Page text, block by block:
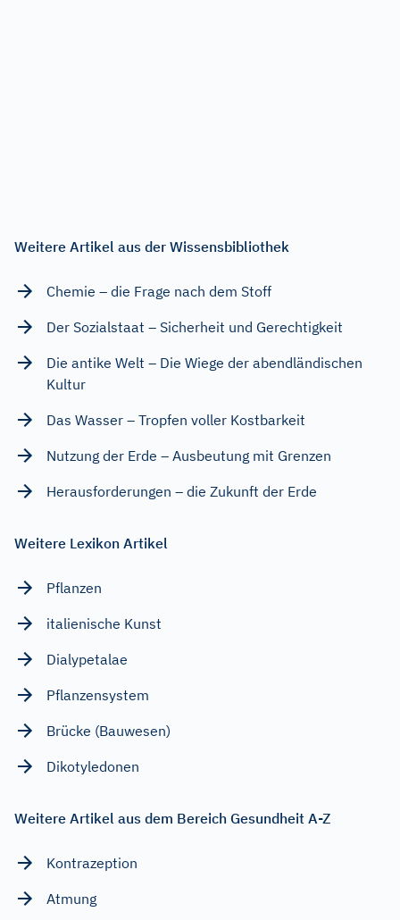
Weitere Artikel aus der Wissensbibliothek
Chemie – die Frage nach dem Stoff
Der Sozialstaat – Sicherheit und Gerechtigkeit
Die antike Welt – Die Wiege der abendländischen
Kultur
Das Wasser – Tropfen voller Kostbarkeit
Nutzung der Erde – Ausbeutung mit Grenzen
Herausforderungen – die Zukunft der Erde
Weitere Lexikon Artikel
Pflanzen
italienische Kunst
Dialypetalae
Pflanzensystem
Brücke (Bauwesen)
Dikotyledonen
Weitere Artikel aus dem Bereich Gesundheit A-Z
Kontrazeption
Atmung